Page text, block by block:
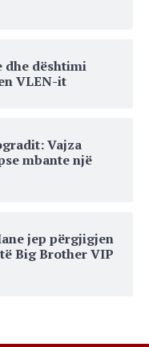
dhe dështimi
VLEN-it
Vajza
mbante një
jep përgjigjen
Big Brother VIP